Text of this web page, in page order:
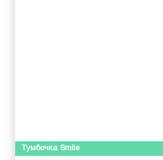
Тумбочка Smile